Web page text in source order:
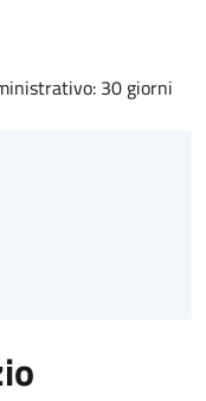
30 giorni